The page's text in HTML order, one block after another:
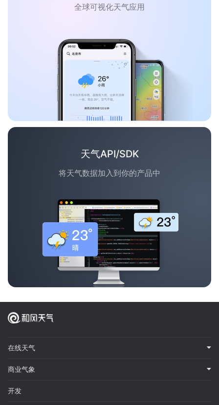
全球可视化天气应用
天气API/SDK
将天气数据加入到你的产品中
在线天气
商业气象
开发